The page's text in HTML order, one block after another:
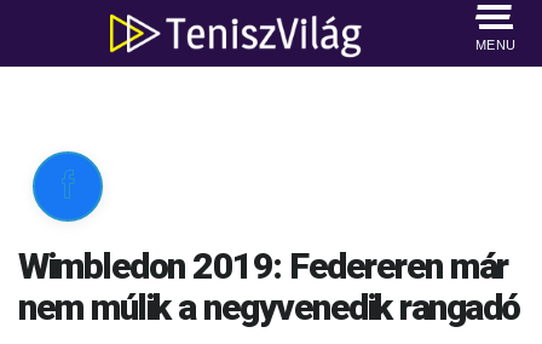
MENU

Wimbledon 2019: Federeren már
nem múlik a negyvenedik rangadó